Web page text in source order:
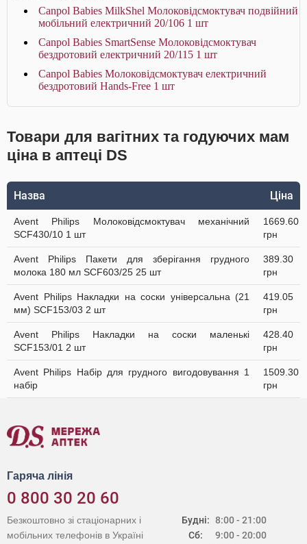
Canpol Babies MilkShel Молоковідсмоктувач подвійний
мобільний електричний 20/106 1 шт
Canpol Babies SmartSense Молоковідсмоктувач
бездротовий електричний 20/115 1 шт
Canpol Babies Молоковідсмоктувач електричний
бездротовий Hands-Free 1 шт
Товари для вагітних та годуючих мам
ціна в аптеці DS
Назва Ціна
Avent Philips Молоковідсмоктувач механічний
SCF430/10 1 шт
1669.60
грн
Avent Philips Пакети для зберігання грудного
молока 180 мл SCF603/25 25 шт
389.30
грн
Avent Philips Накладки на соски універсальна (21
мм) SCF153/03 2 шт
419.05
грн
Avent Philips Накладки на соски маленькі
SCF153/01 2 шт
428.40
грн
Avent Philips Набір для грудного вигодовування 1
набір
1509.30
грн
Гаряча лінія
0 800 30 20 60
Будні:
Сб:
8:00 - 21:00
9:00 - 20:00
Безкоштовно зі стаціонарних і
мобільних телефонів в Україні